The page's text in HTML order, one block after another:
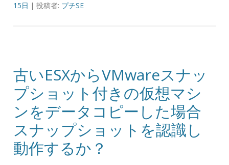
15日 | 投稿者: プチSE
古いESXからVMwareスナッ
プショット付きの仮想マシ
ンをデータコピーした場合
スナップショットを認識し
動作するか？